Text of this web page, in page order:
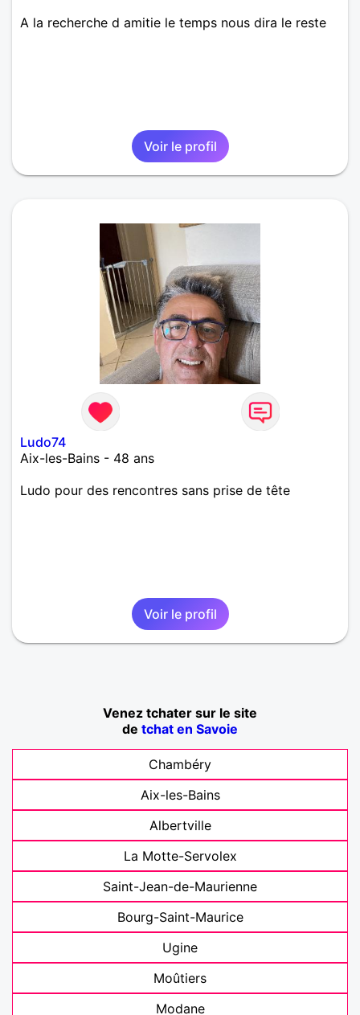
A la recherche d amitie le temps nous dira le reste
Voir le profil
Ludo74
Aix-les-Bains - 48 ans
Ludo pour des rencontres sans prise de tête
Voir le profil
Venez tchater sur le site
de tchat en Savoie
Chambéry
Aix-les-Bains
Albertville
La Motte-Servolex
Saint-Jean-de-Maurienne
Bourg-Saint-Maurice
Ugine
Moûtiers
Modane